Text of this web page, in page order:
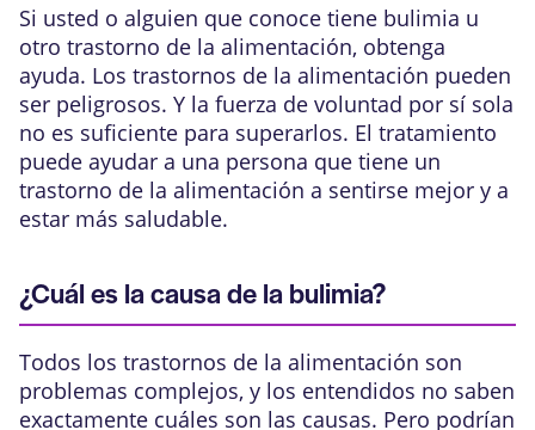
Si usted o alguien que conoce tiene bulimia u
otro trastorno de la alimentación, obtenga
ayuda. Los trastornos de la alimentación pueden
ser peligrosos. Y la fuerza de voluntad por sí sola
no es suficiente para superarlos. El tratamiento
puede ayudar a una persona que tiene un
trastorno de la alimentación a sentirse mejor y a
estar más saludable.
¿Cuál es la causa de la bulimia?
Todos los trastornos de la alimentación son
problemas complejos, y los entendidos no saben
exactamente cuáles son las causas. Pero podrían